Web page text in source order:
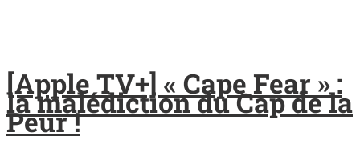
[Apple TV+] « Cape Fear » :
la malédiction du Cap de la
Peur !